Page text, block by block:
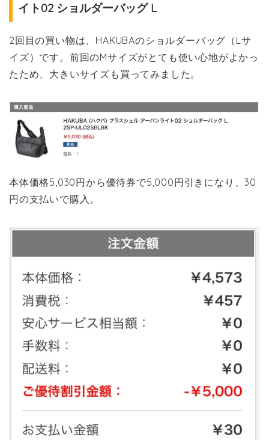
イト02 ショルダーバッグ L
2回目の買い物は、HAKUBAのショルダーバッグ（Lサ
イズ）です。前回のMサイズがとても使い心地がよかっ
たため、大きいサイズも買ってみました。
本体価格5,030円から優待券で5,000円引きになり、30
円の支払いで購入。